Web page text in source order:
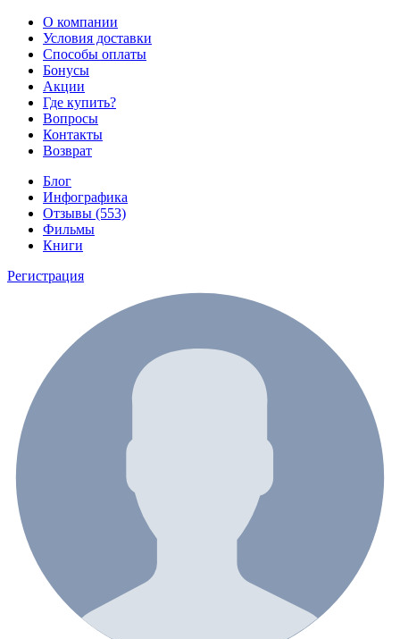
О компании
Условия доставки
Способы оплаты
Бонусы
Акции
Где купить?
Вопросы
Контакты
Возврат
Блог
Инфографика
Отзывы (553)
Фильмы
Книги
Регистрация